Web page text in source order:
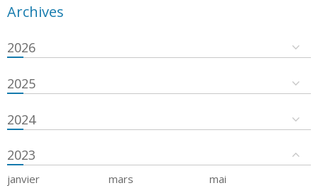
Archives
2026
2025
2024
2023
janvier mars
mai